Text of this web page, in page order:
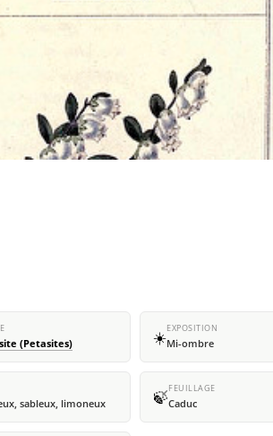
(Petasites) ☀️EXPOSITION
Mi-ombre
sableux, limoneux 🍃FEUILLAGE
Caduc